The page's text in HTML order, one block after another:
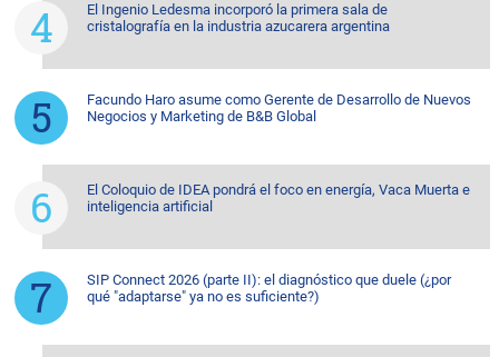
El Ingenio Ledesma incorporó la primera sala de
cristalografía en la industria azucarera argentina
Facundo Haro asume como Gerente de Desarrollo de Nuevos
Negocios y Marketing de B&B Global
El Coloquio de IDEA pondrá el foco en energía, Vaca Muerta e
inteligencia artificial
SIP Connect 2026 (parte II): el diagnóstico que duele (¿por
qué "adaptarse" ya no es suficiente?)